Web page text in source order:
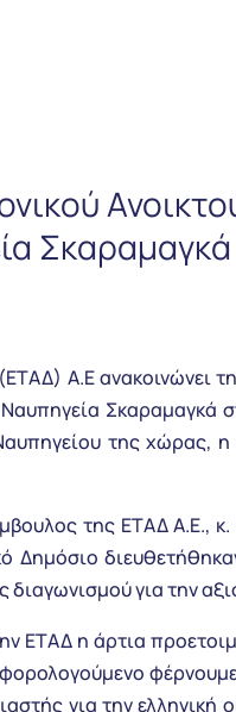
Σκαραμαγκά
Α.Ε ανακοινώνει
Σκαραμαγκά
της χώρας,
της ΕΤΑΔ Α.Ε.,
διαγωνισμού για την
ΕΤΑΔ η άρτια
για την ελληνική